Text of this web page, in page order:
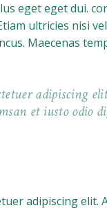
eget eget dui.
ultricies nisi
Maecenas
adipiscing
et iusto odio
adipiscing elit.